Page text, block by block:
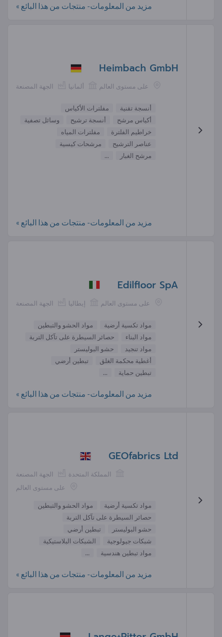
مزيد من المعلومات- منتجات من هذا البائع »
Heimbach GmbH
الجهة المصنعة ألمانيا على مستوى العالم
أنسجة تقنية
مفلترات الأكياس
أكياس مرشح
أنسجة ترشيح
وسائل تصفية
خراطيم الفلترة
مفلترات المياه
عناصر الترشيح
مرشحات كيسية
مرشح الغبار
...
مزيد من المعلومات- منتجات من هذا البائع »
Edilfloor SpA
الجهة المصنعة إيطاليا على مستوى العالم
مواد تكسية أرضية
مواد الحشو والتبطين
مواد البناء
حصائر السيطرة على تآكل التربة
مواد تنجيد
حشو البوليستر
أغطية محكمة الغلق
تبطين أرضي
تبطين حماية
...
مزيد من المعلومات- منتجات من هذا البائع »
GEOfabrics Ltd
الجهة المصنعة
المملكة المتحدة
على مستوى العالم
مواد تكسية أرضية
مواد الحشو والتبطين
حصائر السيطرة على تآكل التربة
حشو البوليستر
تبطين أرضي
شبكات جيولوجية
الشبكات البلاستيكية
مواد تبطين هندسية
...
مزيد من المعلومات- منتجات من هذا البائع »